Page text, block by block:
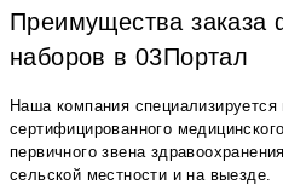
Преимущества заказа
наборов в 03Портал
Наша компания специализируется
сертифицированного
первичного звена
сельской местности и на выезде.